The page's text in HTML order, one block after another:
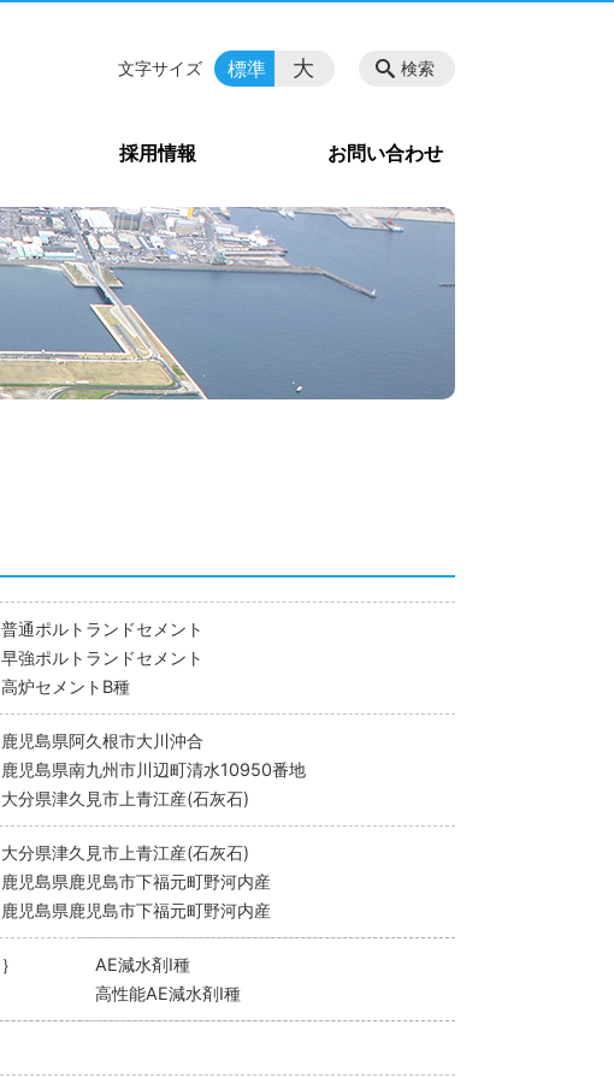
採用情報 お問い合わせ
検索
文字サイズ 標準 大
普通ポルトランドセメント
早強ポルトランドセメント
高炉セメントB種
鹿児島県阿久根市大川沖合
鹿児島県南九州市川辺町清水10950番地
大分県津久見市上青江産(石灰石)
大分県津久見市上青江産(石灰石)
鹿児島県鹿児島市下福元町野河内産
鹿児島県鹿児島市下福元町野河内産
｝
AE減水剤I種
高性能AE減水剤I種